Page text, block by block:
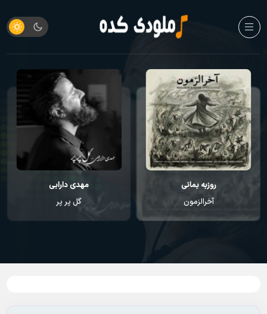
روزبه بمانی
آخرالزمون
مهدی دارابی
گل پر پر